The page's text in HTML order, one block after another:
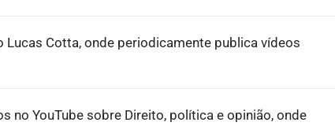
Lucas Cotta, onde periodicamente publica vídeos
no YouTube sobre Direito, política e opinião, onde